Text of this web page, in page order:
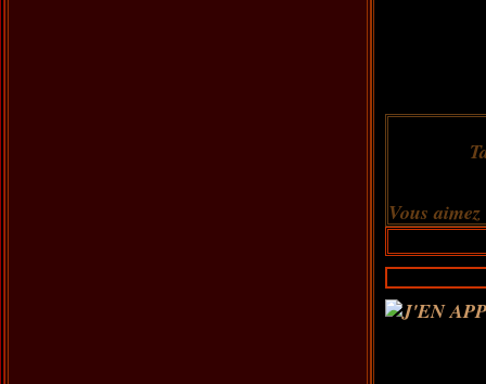
Vous aimez